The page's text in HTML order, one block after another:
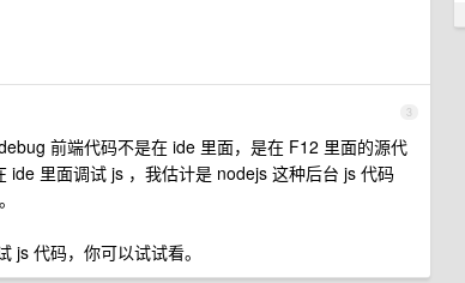
3
前端代码不是在 ide 里面，是在 F12 里面的源代
里面调试 js ，我估计是 nodejs 这种后台 js 代码
js 代码，你可以试试看。